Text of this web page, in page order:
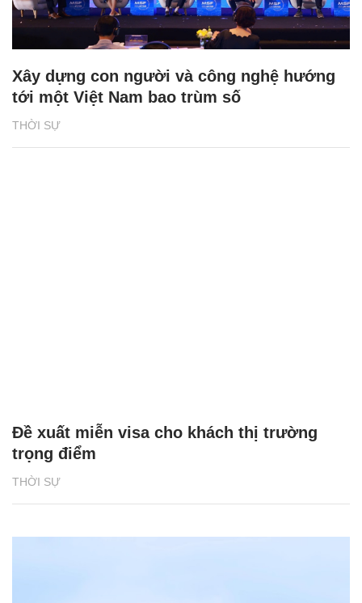
THỜI SỰ
Xây dựng con người và công nghệ hướng
tới một Việt Nam bao trùm số
THỜI SỰ
Đề xuất miễn visa cho khách thị trường
trọng điểm